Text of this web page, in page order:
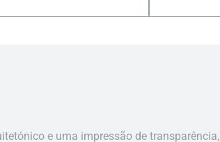
e uma impressão de transparência,